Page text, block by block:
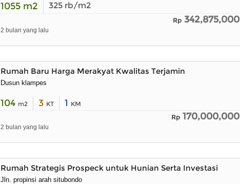
1055 m2 325 rb/m2
Rp 342,875,000
2 bulan yang lalu
Rumah Baru Harga Merakyat Kwalitas Terjamin
Dusun klampes
104 m2 3 KT 1 KM
Rp 170,000,000
2 bulan yang lalu
Rumah Strategis Prospeck untuk Hunian Serta Investasi
Jln. propinsi arah situbondo